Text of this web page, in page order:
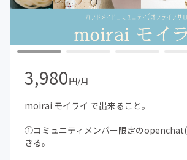
3,980円/月
moirai モイライ で出来ること。
①コミュニティメンバー限定の
きる。